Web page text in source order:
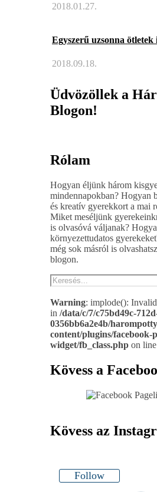
2018.01.27.
Egyszerű uzsonna
2018.09.18.
Üdvözöllek a
Blogon!
Rólam
Hogyan éljünk három
mindennapokban? Hogyan
és kreatív gyerekkort a mai
Miket meséljünk
is olvasóvá váljanak?
környezettudatos
még sok másról is
blogon.
Warning: implode(): Invalid
in /data/c/7/c75bd49c-
0356bb6a2e4b/
content/plugins/facebook-
widget/fb_class.php on line
Kövess a
Kövess az
Follow